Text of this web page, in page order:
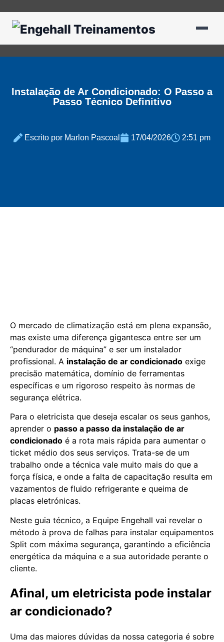
Instalação de Ar Condicionado: O Passo a
Passo Técnico Definitivo
Escrito por Marlon Pascoal 17/04/2026 2:51 pm
O mercado de climatização está em plena expansão,
mas existe uma diferença gigantesca entre ser um
“pendurador de máquina” e ser um instalador
profissional. A instalação de ar condicionado exige
precisão matemática, domínio de ferramentas
específicas e um rigoroso respeito às normas de
segurança elétrica.
Para o eletricista que deseja escalar os seus ganhos,
aprender o passo a passo da instalação de ar
condicionado é a rota mais rápida para aumentar o
ticket médio dos seus serviços. Trata-se de um
trabalho onde a técnica vale muito mais do que a
força física, e onde a falta de capacitação resulta em
vazamentos de fluido refrigerante e queima de
placas eletrónicas.
Neste guia técnico, a Equipe Engehall vai revelar o
método à prova de falhas para instalar equipamentos
Split com máxima segurança, garantindo a eficiência
energética da máquina e a sua autoridade perante o
cliente.
Afinal, um eletricista pode instalar
ar condicionado?
Uma das maiores dúvidas da nossa categoria é sobre